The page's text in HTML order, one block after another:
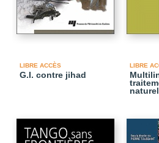
LIBRE ACCÈS
G.I. contre jihad
LIBRE